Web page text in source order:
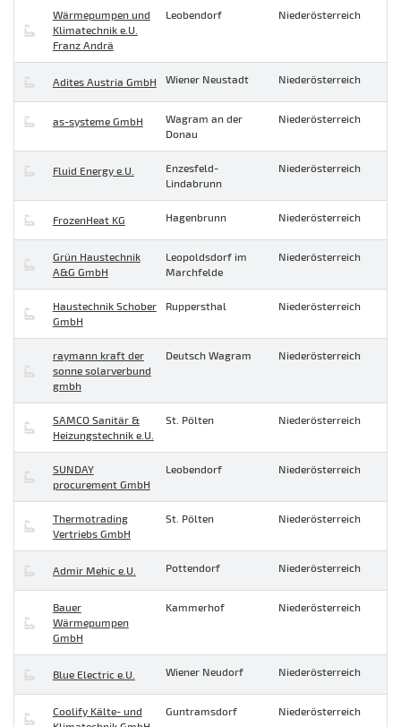
Wärmepumpen und
Klimatechnik e.U.
Franz Andrä
Leobendorf Niederösterreich
Adites Austria GmbH Wiener Neustadt Niederösterreich
as-systeme GmbH
Wagram an der
Donau
Niederösterreich
Fluid Energy e.U.
Enzesfeld-
Lindabrunn
Niederösterreich
FrozenHeat KG Hagenbrunn Niederösterreich
Grün Haustechnik
A&G GmbH
Leopoldsdorf im
Marchfelde
Niederösterreich
Haustechnik Schober
GmbH
Ruppersthal Niederösterreich
raymann kraft der
sonne solarverbund
gmbh
Deutsch Wagram Niederösterreich
SAMCO Sanitär &
Heizungstechnik e.U.
St. Pölten Niederösterreich
SUNDAY
procurement GmbH
Leobendorf Niederösterreich
Thermotrading
Vertriebs GmbH
St. Pölten Niederösterreich
Admir Mehic e.U. Pottendorf Niederösterreich
Bauer
Wärmepumpen
GmbH
Kammerhof Niederösterreich
Blue Electric e.U. Wiener Neudorf Niederösterreich
Coolify Kälte- und
Guntramsdorf Niederösterreich